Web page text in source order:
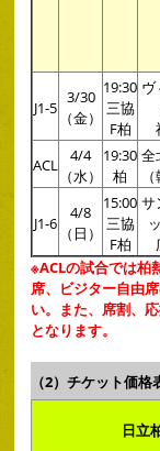
J1-5
3/30
（金）
19:30
三協
F柏
ヴ
ACL
4/4
（水）
19:30
柏
全
J1-6
4/8
（日）
15:00
三協
F柏
サ
※ACLの試合では柏
席、ビジター自由
い。また、席割、
となります。
（2）チケット価
日立